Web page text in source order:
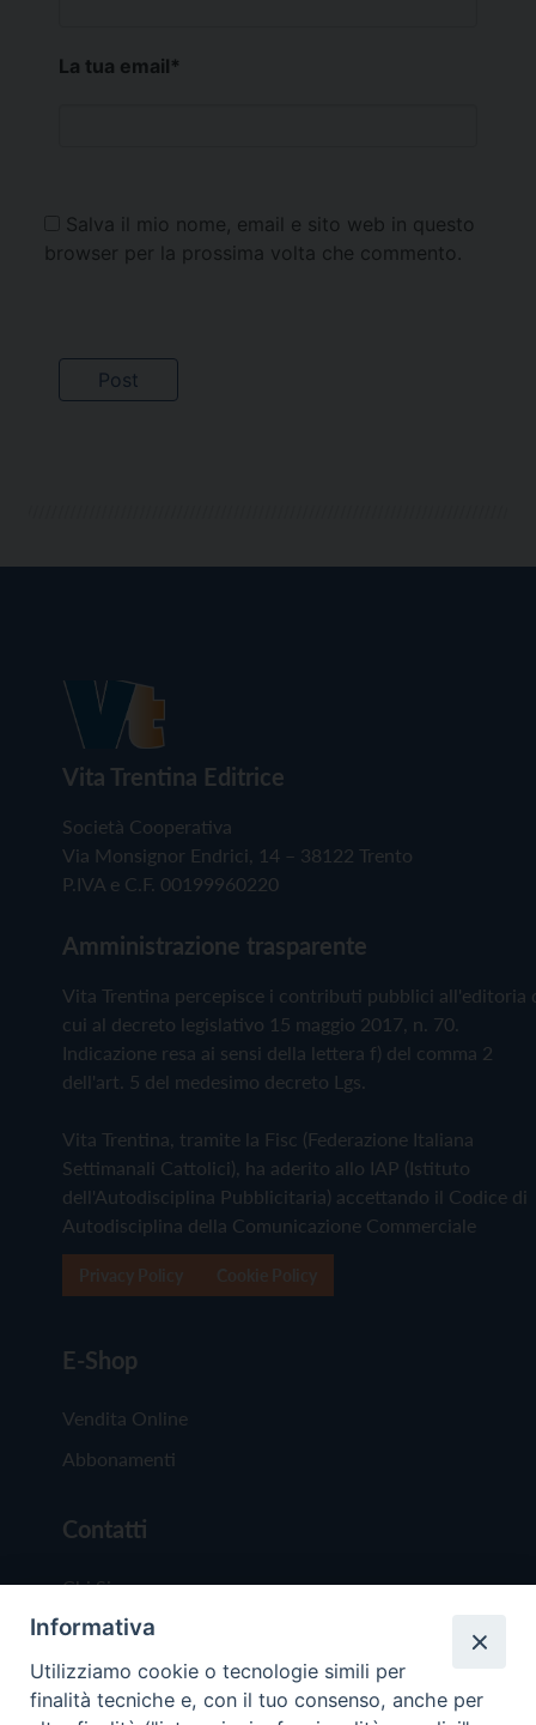
La tua email*
Salva il mio nome, email e sito web in questo
browser per la prossima volta che commento.
Vita Trentina Editrice
Società Cooperativa
Via Monsignor Endrici, 14 – 38122 Trento
P.IVA e C.F. 00199960220
Amministrazione trasparente
Vita Trentina percepisce i contributi pubblici all'editoria
cui al decreto legislativo 15 maggio 2017, n. 70.
Indicazione resa ai sensi della lettera f) del comma 2
dell'art. 5 del medesimo decreto Lgs.
Vita Trentina, tramite la Fisc (Federazione Italiana
Settimanali Cattolici), ha aderito allo IAP (Istituto
dell'Autodisciplina Pubblicitaria) accettando il Codice di
Autodisciplina della Comunicazione Commerciale
E-Shop
Vendita Online
Abbonamenti
Contatti
Chi Siamo
Redazione
Scrivici
Informativa
Utilizziamo cookie o tecnologie simili per
finalità tecniche e, con il tuo consenso, anche per